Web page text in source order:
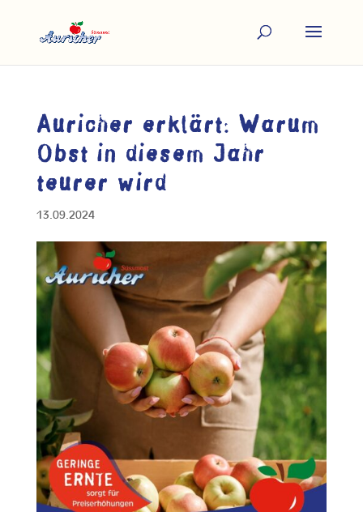
Auricher erklärt: Warum
Obst in diesem Jahr
teurer wird
13.09.2024